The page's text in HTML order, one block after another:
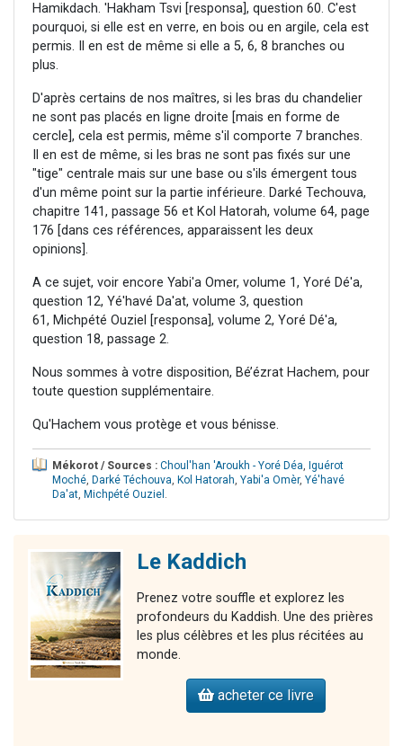
Hamikdach. 'Hakham Tsvi [responsa], question 60. C'est
pourquoi, si elle est en verre, en bois ou en argile, cela est
permis. Il en est de même si elle a 5, 6, 8 branches ou
plus.
D'après certains de nos maîtres, si les bras du chandelier
ne sont pas placés en ligne droite [mais en forme de
cercle], cela est permis, même s'il comporte 7 branches.
Il en est de même, si les bras ne sont pas fixés sur une
"tige" centrale mais sur une base ou s'ils émergent tous
d'un même point sur la partie inférieure. Darké Techouva,
chapitre 141, passage 56 et Kol Hatorah, volume 64, page
176 [dans ces références, apparaissent les deux
opinions].
A ce sujet, voir encore Yabi'a Omer, volume 1, Yoré Dé'a,
question 12, Yé'havé Da'at, volume 3, question
61, Michpété Ouziel [responsa], volume 2, Yoré Dé'a,
question 18, passage 2.
Nous sommes à votre disposition, Bé’ézrat Hachem, pour
toute question supplémentaire.
Qu'Hachem vous protège et vous bénisse.
Mékorot / Sources : Choul'han 'Aroukh - Yoré Déa, Iguérot
Moché, Darké Téchouva, Kol Hatorah, Yabi'a Omèr, Yé'havé
Da'at, Michpété Ouziel .
Le Kaddich
Prenez votre souffle et explorez les
profondeurs du Kaddish. Une des prières
les plus célèbres et les plus récitées au
monde.
acheter ce livre